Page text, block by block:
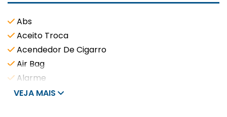
Abs
Aceito Troca
Acendedor De Cigarro
Air Bag
Alarme
VEJA MAIS